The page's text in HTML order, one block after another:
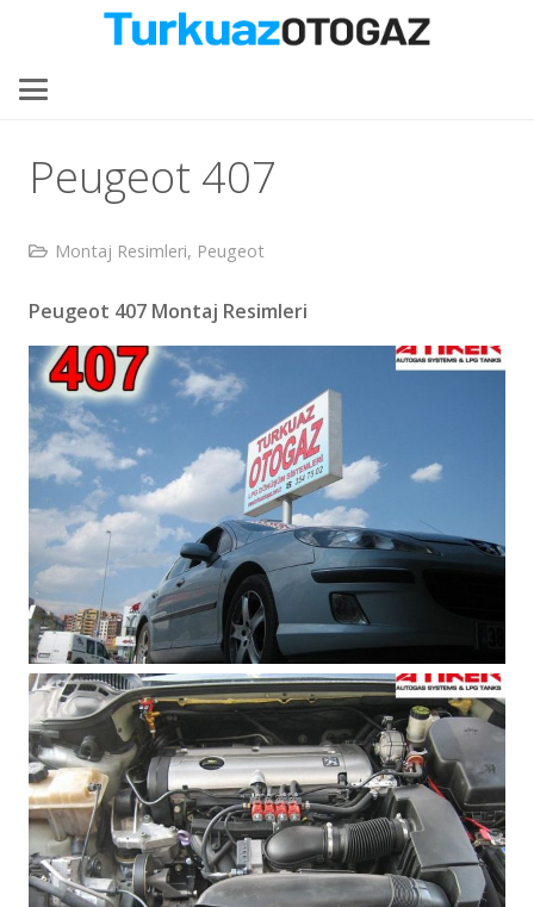
Peugeot 407
Montaj Resimleri, Peugeot
Peugeot 407 Montaj Resimleri